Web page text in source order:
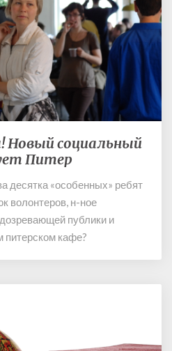
Новый социальный
Питер
десятка «особенных» ребят
волонтеров, н-ное
публики и
питерском кафе?